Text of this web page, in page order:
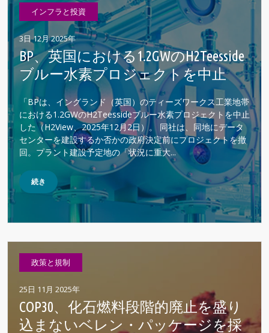
インフラと投資
3日 12月 2025年
BP、英国における1.2GWのH2Teesside
ブルー水素プロジェクトを中止
「BPは、イングランド（英国）のティーズワークス工業地帯
における1.2GWのH2Teessideブルー水素プロジェクトを中止
した（H2View、2025年12月2日）。 同社は、同地にデータ
センターを建設するか否かの政府決定前にプロジェクトを撤
回。プラント建設予定地の「状況に重大...
続き
政策と規制
25日 11月 2025年
COP30、化石燃料段階的廃止を盛り
込まないベレン・パッケージを採